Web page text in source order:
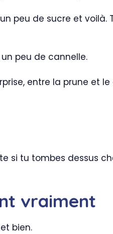
peu de sucre et voilà.
peu de cannelle.
entre la prune et le
si tu tombes dessus
vraiment
bien.